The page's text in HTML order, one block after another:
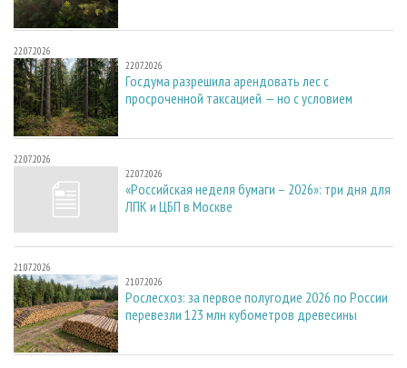
22.07.2026
22.07.2026
Госдума разрешила арендовать лес с
просроченной таксацией — но с условием
22.07.2026
22.07.2026
«Российская неделя бумаги – 2026»: три дня для
ЛПК и ЦБП в Москве
21.07.2026
21.07.2026
Рослесхоз: за первое полугодие 2026 по России
перевезли 123 млн кубометров древесины